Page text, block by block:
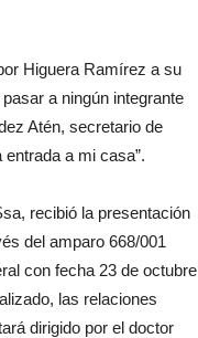
Higuera Ramírez a su
a ningún integrante
Atén, secretario de
a mi casa”.
recibió la presentación
del amparo 668/001
con fecha 23 de octubre
las relaciones
dirigido por el doctor